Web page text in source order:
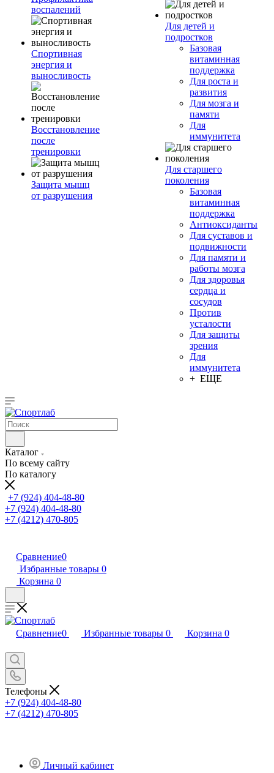
воспалений
Спортивная
энергия и
выносливость
Восстановление
после
тренировки
Защита мышц
от разрушения
Для детей и
подростков
Базовая
витаминная
поддержка
Для роста и
развития
Для мозга и
памяти
Для
иммунитета
Для старшего
поколения
Базовая
витаминная
поддержка
Антиоксиданты
Для суставов и
подвижности
Для памяти и
работы мозга
Для здоровья
сердца и
сосудов
Против
усталости
Для защиты
зрения
Для
иммунитета
+ ЕЩЕ
Каталог
По всему сайту
По каталогу
+7 (924) 404-48-80
+7 (924) 404-48-80
+7 (4212) 470-805
Сравнение0
Избранные товары 0
Корзина 0
Сравнение0 Избранные товары 0 Корзина 0
Телефоны
+7 (924) 404-48-80
+7 (4212) 470-805
Личный кабинет